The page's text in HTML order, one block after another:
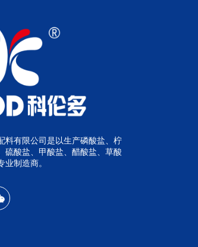
料有限公司是以生产磷酸盐、柠
硫酸盐、甲酸盐、醋酸盐、草酸
制造商。